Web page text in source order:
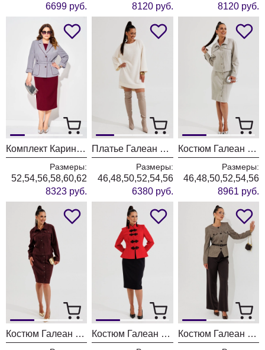
6699 руб.
8120 руб.
8120 руб.
Комплект Карина Делюкс 1382 сизый + бургунди
Размеры:
52,54,56,58,60,62
8323 руб.
Платье Галеан Cтиль 1017 молочный
Размеры:
46,48,50,52,54,56
6380 руб.
Костюм Галеан Cтиль 1016 бежевый
Размеры:
46,48,50,52,54,56
8961 руб.
Костюм Галеан Cтиль 1016 бордовый Костюм Галеан Cтиль 1015 красный Костюм Галеан Cтиль 1014Б коричневый с черным